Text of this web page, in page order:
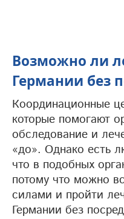
Возможно ли
Германии без
Координационные
которые помогают
обследование и
«до». Однако есть
что в подобных
потому что можно
силами и пройти
Германии без